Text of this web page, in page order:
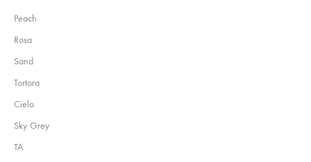
Peach
Rosa
Sand
Tortora
Cielo
Sky Grey
TA